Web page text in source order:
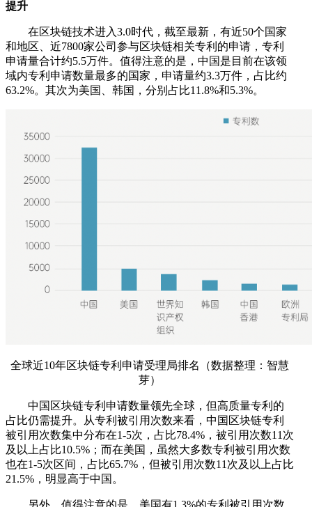
提升
在区块链技术进入3.0时代，截至最新，有近50个国家
和地区、近7800家公司参与区块链相关专利的申请，专利
申请量合计约5.5万件。值得注意的是，中国是目前在该领
域内专利申请数量最多的国家，申请量约3.3万件，占比约
63.2%。其次为美国、韩国，分别占比11.8%和5.3%。
全球近10年区块链专利申请受理局排名（数据整理：智慧
芽）
中国区块链专利申请数量领先全球，但高质量专利的
占比仍需提升。从专利被引用次数来看，中国区块链专利
被引用次数集中分布在1-5次，占比78.4%，被引用次数11次
及以上占比10.5%；而在美国，虽然大多数专利被引用次数
也在1-5次区间，占比65.7%，但被引用次数11次及以上占比
21.5%，明显高于中国。
另外，值得注意的是，美国有1.3%的专利被引用次数